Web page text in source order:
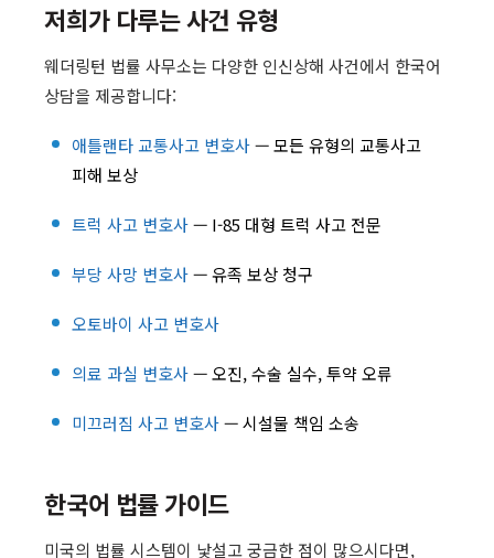
저희가 다루는 사건 유형
웨더링턴 법률 사무소는 다양한 인신상해 사건에서 한국어
상담을 제공합니다:
애틀랜타 교통사고 변호사— 모든 유형의 교통사고
피해 보상
트럭 사고 변호사— I-85 대형 트럭 사고 전문
부당 사망 변호사— 유족 보상 청구
오토바이 사고 변호사
의료 과실 변호사— 오진, 수술 실수, 투약 오류
미끄러짐 사고 변호사— 시설물 책임 소송
한국어 법률 가이드
미국의 법률 시스템이 낯설고 궁금한 점이 많으시다면,